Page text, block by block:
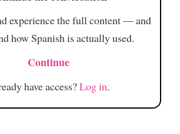
experience the full content — and
how Spanish is actually used.
Continue
have access?Log in.